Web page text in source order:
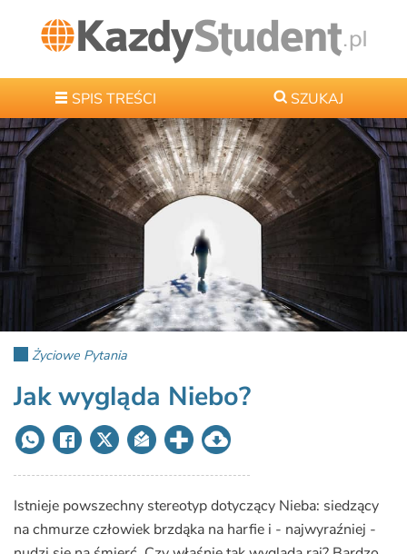
SPIS TREŚCI SZUKAJ
Życiowe Pytania
Jak wygląda Niebo?
Istnieje powszechny stereotyp dotyczący Nieba: siedzący
na chmurze człowiek brzdąka na harfie i - najwyraźniej -